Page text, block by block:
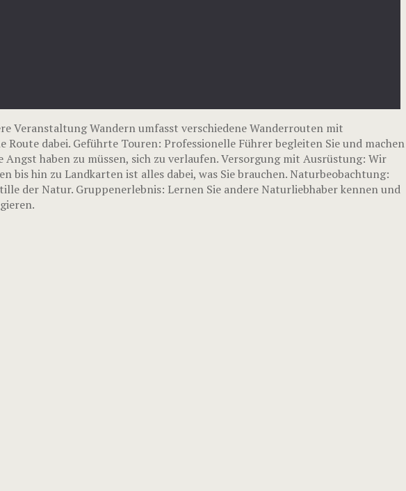
Veranstaltung Wandern umfasst verschiedene Wanderrouten mit
dabei. Geführte Touren: Professionelle Führer begleiten Sie und machen
haben zu müssen, sich zu verlaufen. Versorgung mit Ausrüstung: Wir
hin zu Landkarten ist alles dabei, was Sie brauchen. Naturbeobachtung:
der Natur. Gruppenerlebnis: Lernen Sie andere Naturliebhaber kennen und